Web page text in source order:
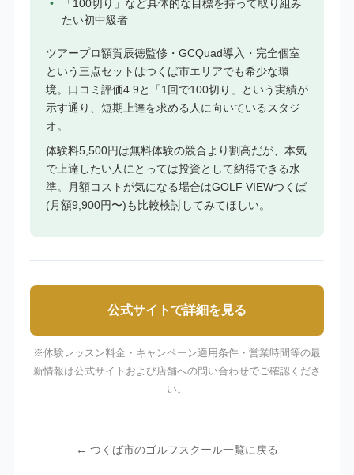
「100切り」など具体的な目標を持って取り組み
たい初中級者
ツアープロ額賀辰徳監修・GCQuad導入・完全個室
という三点セットはつくば市エリアでも希少な環
境。口コミ評価4.9と「1回で100切り」という実績が
示す通り、短期上達を求める人に向いているスタジ
オ。
体験料5,500円は無料体験の競合より割高だが、本気
で上達したい人にとっては投資として納得できる水
準。月額コストが気になる場合はGOLF VIEWつくば
(月額9,900円〜)も比較検討してみてほしい。
公式サイトで詳細を見る
※体験レッスン料金・キャンペーン適用条件・営業時間等の最
新情報は公式サイトおよび店舗への問い合わせでご確認くださ
い。
← つくば市のゴルフスクール一覧に戻る